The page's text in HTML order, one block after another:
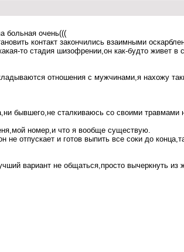
больная очень(((
контакт закончились взаимными
то стадия шизофрении,он как-будто живет
отношения с мужчинами,я нахожу
бывшего,не сталкиваюсь со своими
номер,и что я вообще существую.
не отпускает и готов выпить все соки до
вариант не общаться,просто вычеркнуть из